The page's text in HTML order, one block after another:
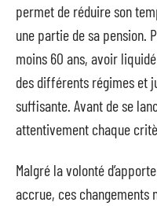
permet de réduire son
une partie de sa pension.
moins 60 ans, avoir
des différents régimes et
suffisante. Avant de se
attentivement chaque
Malgré la volonté
accrue, ces changements